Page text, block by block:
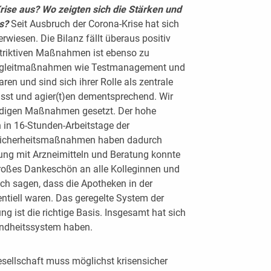
aus? Wo zeigten sich die Stärken und
Seit Ausbruch der Corona-Krise hat sich
Die Bilanz fällt überaus positiv
Maßnahmen ist ebenso zu
wie Testmanagement und
und sind sich ihrer Rolle als zentrale
und agier(t)en dementsprechend. Wir
Maßnahmen gesetzt. Der hohe
16-Stunden-Arbeitstage der
haben dadurch
mit Arzneimitteln und Beratung konnte
Dankeschön an alle Kolleginnen und
sagen, dass die Apotheken in der
waren. Das geregelte System der
ist die richtige Basis. Insgesamt hat sich
haben.
muss möglichst krisensicher